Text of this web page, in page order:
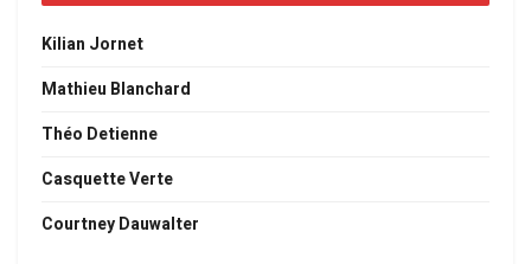
Kilian Jornet
Mathieu Blanchard
Théo Detienne
Casquette Verte
Courtney Dauwalter